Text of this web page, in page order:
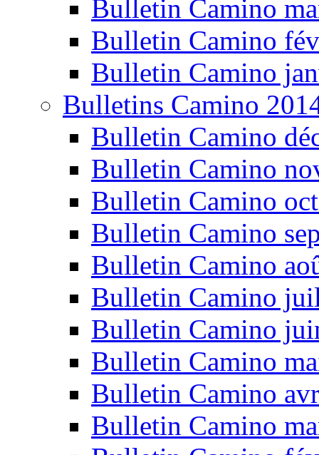
Bulletin Camino
Bulletin Camino
Bulletin Camino
Bulletins Camino
Bulletin Camino
Bulletin Camino
Bulletin Camino
Bulletin Camino
Bulletin Camino
Bulletin Camino
Bulletin Camino
Bulletin Camino
Bulletin Camino
Bulletin Camino